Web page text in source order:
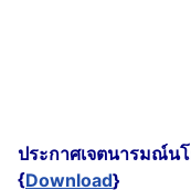
ประกาศเจตนารมณ์น
{Download}